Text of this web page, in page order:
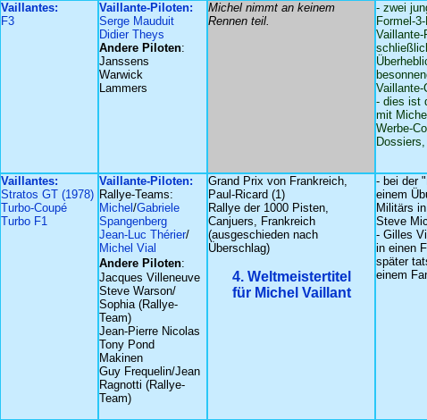
Vaillantes:
F3
Vaillante-Piloten:
Serge Mauduit
Didier Theys
Andere Piloten:
Janssens
Warwick
Lammers
Michel nimmt an keinem
Rennen teil.
- zwei
Formel-
- dies ist
mit
Werbe-
Vaillantes:
Stratos GT (1978)
Turbo-Coupé
Turbo F1
Vaillante-Piloten:
Rallye-Teams:
Michel /Gabriele
Spangenberg
Jean-Luc Thérier/
Michel Vial
Andere Piloten:
Jacques Villeneuve
Steve Warson/
Sophia (Rallye-
Team)
Jean-Pierre Nicolas
Tony Pond
Makinen
Guy Frequelin/Jean
Ragnotti (Rallye-
Team)
Grand Prix von Frankreich,
Paul-Ricard (1)
Rallye der 1000 Pisten,
Canjuers, Frankreich
(ausgeschieden nach
Überschlag)
4. Weltmeistertitel
für Michel Vaillant
- bei der
einem
Militärs
Steve
- Gilles
in einen
später
einem